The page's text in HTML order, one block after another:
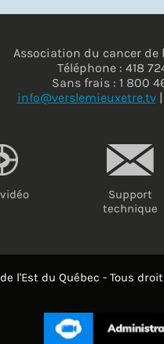
Association du cancer de
Téléphone : 418
Sans frais : 1 800
info@verslemieuxetre.tv|
Support
technique
l'Est du Québec - Tous